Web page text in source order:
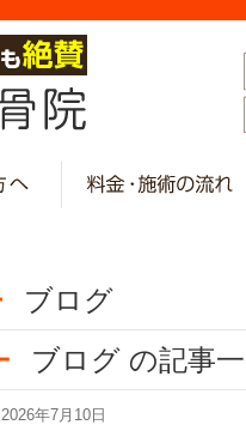
ブログ
ブログ の記事
2026年7月10日